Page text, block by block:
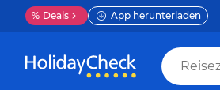
% Deals App herunterladen